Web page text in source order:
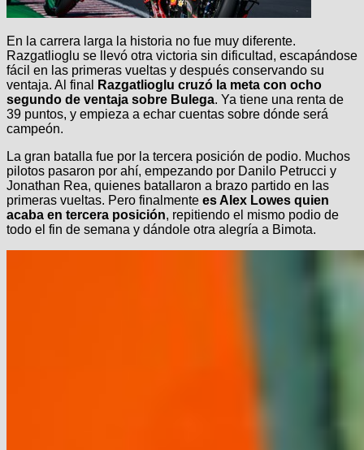
En la carrera larga la historia no fue muy diferente.
Razgatlioglu se llevó otra victoria sin dificultad, escapándose
fácil en las primeras vueltas y después conservando su
ventaja. Al final
Razgatlioglu cruzó la meta con ocho
segundo de ventaja sobre Bulega. Ya tiene una renta de
39 puntos, y empieza a echar cuentas sobre dónde será
campeón.
La gran batalla fue por la tercera posición de podio. Muchos
pilotos pasaron por ahí, empezando por Danilo Petrucci y
Jonathan Rea, quienes batallaron a brazo partido en las
primeras vueltas. Pero finalmente es Alex Lowes quien
acaba en tercera posición, repitiendo el mismo podio de
todo el fin de semana y dándole otra alegría a Bimota.